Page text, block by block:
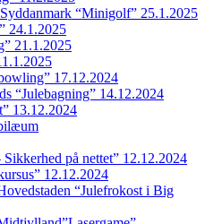
“Minigolf” 25.1.2025
24.1.2025
21.1.2025
17.12.2024
“Julebagning” 14.12.2024
13.12.2024
på nettet” 12.12.2024
12.12.2024
“Julefrokost i Big